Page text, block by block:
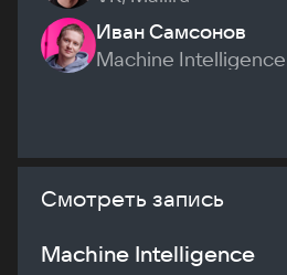
Иван Самсонов
Machine
Смотреть запись
Machine Intelligence